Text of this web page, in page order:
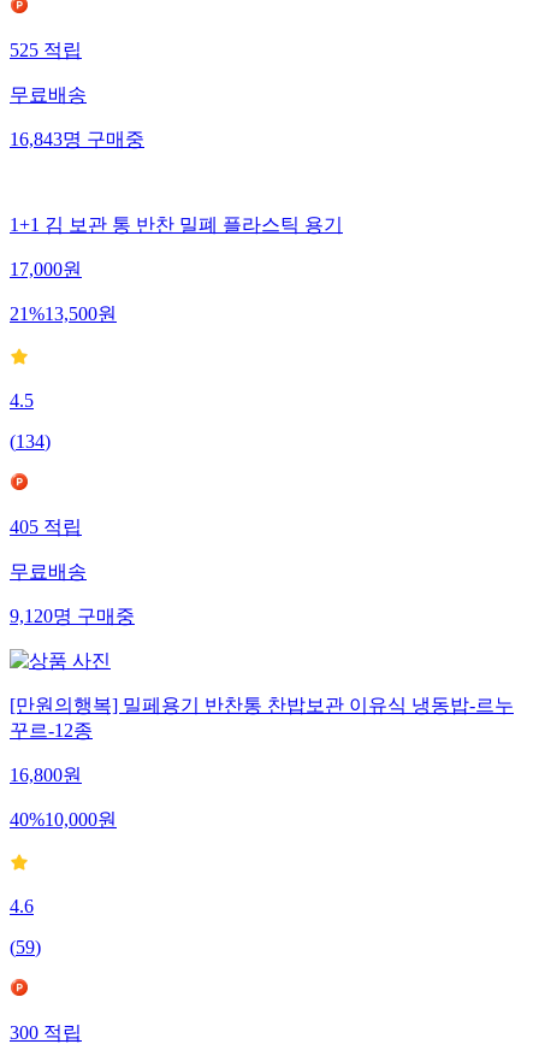
525적립
무료배송
16,843명구매중
1+1 김 보관 통 반찬 밀폐 플라스틱 용기
17,000원
21%13,500원
4.5
(134)
405적립
무료배송
9,120명구매중
[만원의행복] 밀페용기 반찬통 찬밥보관 이유식 냉동밥-르누
꾸르-12종
16,800원
40%10,000원
4.6
(59)
300적립